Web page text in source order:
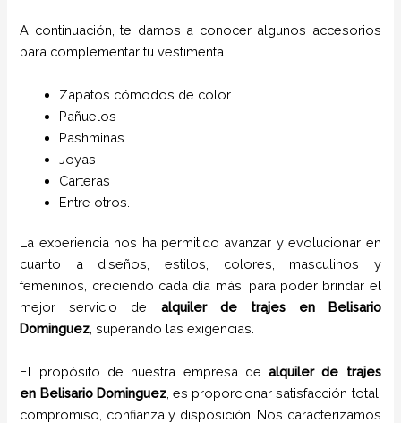
A continuación, te damos a conocer algunos accesorios
para complementar tu vestimenta.
Zapatos cómodos de color.
Pañuelos
Pashminas
Joyas
Carteras
Entre otros.
La experiencia nos ha permitido avanzar y evolucionar en
cuanto a diseños, estilos, colores, masculinos y
femeninos, creciendo cada día más, para poder brindar el
mejor servicio de alquiler de trajes en
Belisario
Dominguez, superando las exigencias.
El propósito de nuestra empresa dealquiler de trajes
en Belisario Dominguez, es proporcionar satisfacción total,
compromiso, confianza y disposición. Nos caracterizamos